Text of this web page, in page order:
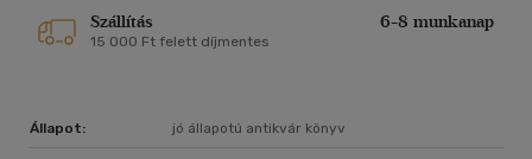
Szállítás 6-8 munkanap
15 000 Ft felett díjmentes
Állapot: jó állapotú antikvár könyv